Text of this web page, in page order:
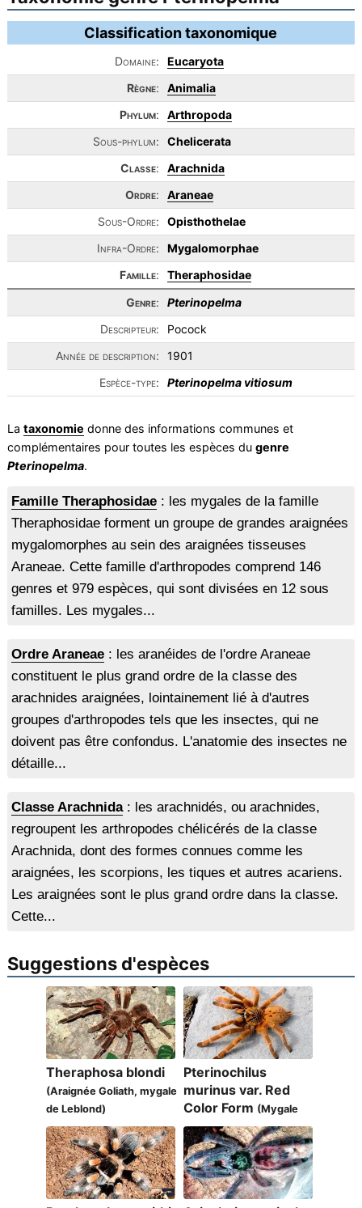
Classification taxonomique
Domaine:
Eucaryota
Règne:
Animalia
Phylum:
Arthropoda
Sous-phylum:
Chelicerata
Classe:
Arachnida
Ordre:
Araneae
Sous-Ordre:
Opisthothelae
Infra-Ordre:
Mygalomorphae
Famille:
Theraphosidae
Genre:
Pterinopelma
Descripteur:
Pocock
Année de description:
1901
Espèce-type:
Pterinopelma vitiosum
La taxonomie donne des informations communes et
complémentaires pour toutes les espèces du genre
Pterinopelma.
Famille Theraphosidae: les mygales de la famille
Theraphosidae forment un groupe de grandes araignées
mygalomorphes au sein des araignées tisseuses
Araneae. Cette famille d'arthropodes comprend 146
genres et 979 espèces, qui sont divisées en 12 sous
familles. Les mygales...
Ordre Araneae: les aranéides de l'ordre Araneae
constituent le plus grand ordre de la classe des
arachnides araignées, lointainement lié à d'autres
groupes d'arthropodes tels que les insectes, qui ne
doivent pas être confondus. L'anatomie des insectes ne
détaille...
Classe Arachnida: les arachnidés, ou arachnides,
regroupent les arthropodes chélicérés de la classe
Arachnida, dont des formes connues comme les
araignées, les scorpions, les tiques et autres acariens.
Les araignées sont le plus grand ordre dans la classe.
Cette...
Suggestions d'espèces
Theraphosa blondi
(Araignée Goliath, mygale
de Leblond)
Pterinochilus
murinus var. Red
Color Form (Mygale
babouin orange)